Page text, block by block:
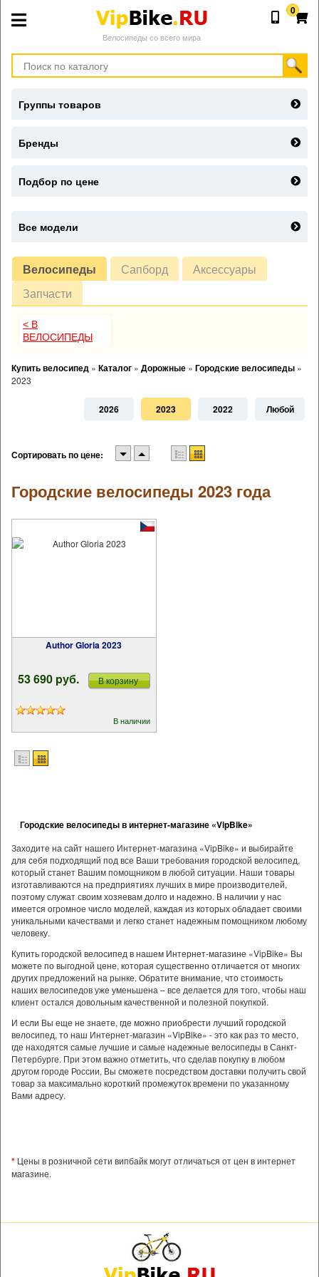
Велосипеды со всего мира
0
Велосипеды Сапборд
Аксессуары
Запчасти
< В
ВЕЛОСИПЕДЫ
Купить велосипед » Каталог » Дорожные » Городские велосипеды »
2023
2026 2023 2022 Любой
Сортировать по цене:
Городские велосипеды 2023 года
Author Gloria 2023
53 690 pуб. В корзину
В наличии
Городские велосипеды в интернет-магазине «VipBike»
Заходите на сайт нашего Интернет-магазина «VipBike» и выбирайте
для себя подходящий под все Ваши требования городской велосипед,
который станет Вашим помощником в любой ситуации. Наши товары
изготавливаются на предприятиях лучших в мире производителей,
поэтому служат своим хозяевам долго и надежно. В наличии у нас
имеется огромное число моделей, каждая из которых обладает своими
уникальными качествами и легко станет надежным помощником любому
человеку.
Купить городской велосипед в нашем Интернет-магазине «VipBike» Вы
можете по выгодной цене, которая существенно отличается от многих
других предложений на рынке. Обратите внимание, что стоимость
наших велосипедов уже уменьшена – все делается для того, чтобы наш
клиент остался довольным качественной и полезной покупкой.
И если Вы еще не знаете, где можно приобрести лучший городской
велосипед, то наш Интернет-магазин «VipBike» - это как раз то место,
где находятся самые лучшие и самые надежные велосипеды в Санкт-
Петербурге. При этом важно отметить, что сделав покупку в любом
другом городе России, Вы сможете посредством доставки получить свой
товар за максимально короткий промежуток времени по указанному
Вами адресу.
* Цены в розничной сети випбайк могут отличаться от цен в интернет
магазине.
Группы товаров
Бренды
Подбор по цене
Все модели